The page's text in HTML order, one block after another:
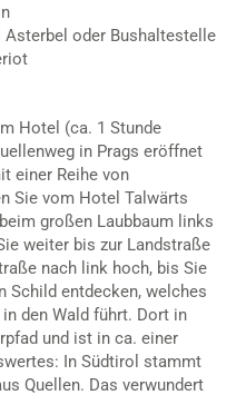
Asterbel oder Bushaltestelle
Hotel (ca. 1 Stunde
in Prags eröffnet
einer Reihe von
Sie vom Hotel Talwärts
großen Laubbaum links
weiter bis zur Landstraße
nach link hoch, bis Sie
Schild entdecken, welches
den Wald führt. Dort in
und ist in ca. einer
In Südtirol stammt
Quellen. Das verwundert